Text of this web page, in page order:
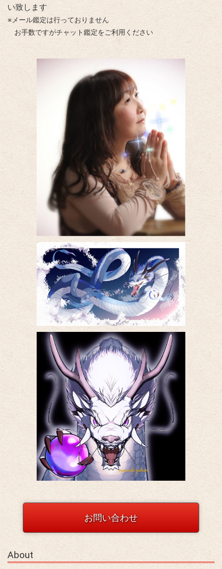
い致します
※メール鑑定は行っておりません
お手数ですがチャット鑑定をご利用ください
お問い合わせ
About